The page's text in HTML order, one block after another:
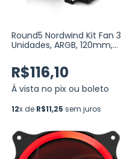
Round5 Nordwind Kit Fan 3
Unidades, ARGB, 120mm,
Branco (R5-KIT-
NORDWIND-FW-W-2220)
R$116,10
Á vista no pix ou boleto
12x de R$11,25 sem juros